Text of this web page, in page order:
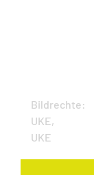
Bildrechte:
UKE,
UKE